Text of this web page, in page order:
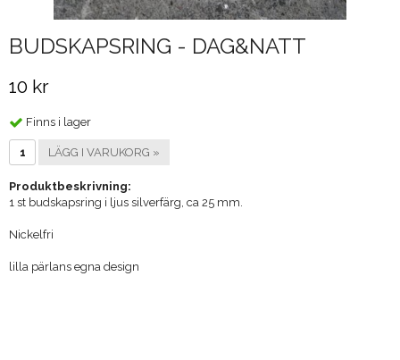
BUDSKAPSRING - DAG&NATT
10 kr
Finns i lager
LÄGG I VARUKORG »
Produktbeskrivning:
1 st budskapsring i ljus silverfärg, ca 25 mm.
Nickelfri
lilla pärlans egna design